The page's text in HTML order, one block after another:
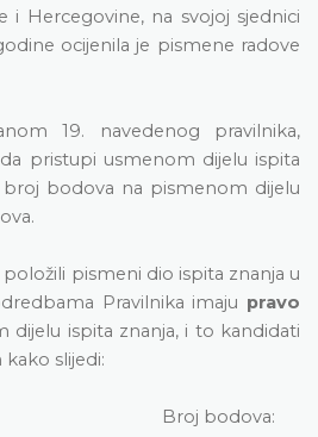
i Hercegovine, na svojoj sjednici
ocijenila je pismene radove
19. navedenog pravilnika,
pristupi usmenom dijelu ispita
bodova na pismenom dijelu
položili pismeni dio ispita znanja u
Pravilnika imaju pravo
dijelu ispita znanja, i to kandidati
slijedi:
Broj bodova: